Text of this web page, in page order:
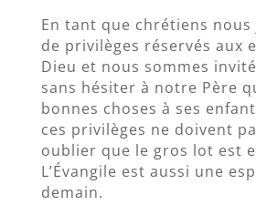
En tant que chrétiens
de privilèges réservés aux
Dieu et nous sommes
sans hésiter à notre Père
bonnes choses à ses
ces privilèges ne doivent
oublier que le gros lot est
L’Évangile est aussi une
demain.